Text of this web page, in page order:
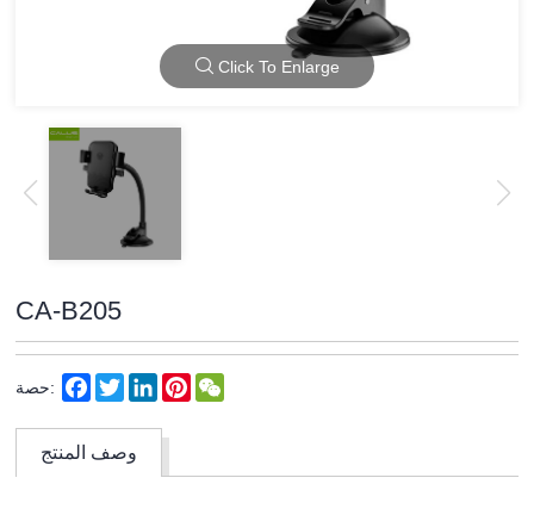
Click To Enlarge
CA-B205
حصة: Facebook
TwitterLinkedInPinterest
وصف المنتج